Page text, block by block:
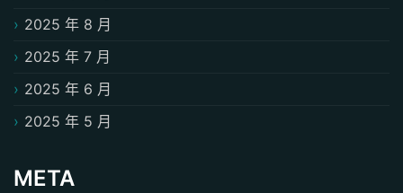
2025 年 8 月
2025 年 7 月
2025 年 6 月
2025 年 5 月
META